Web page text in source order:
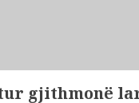
gjithmonë